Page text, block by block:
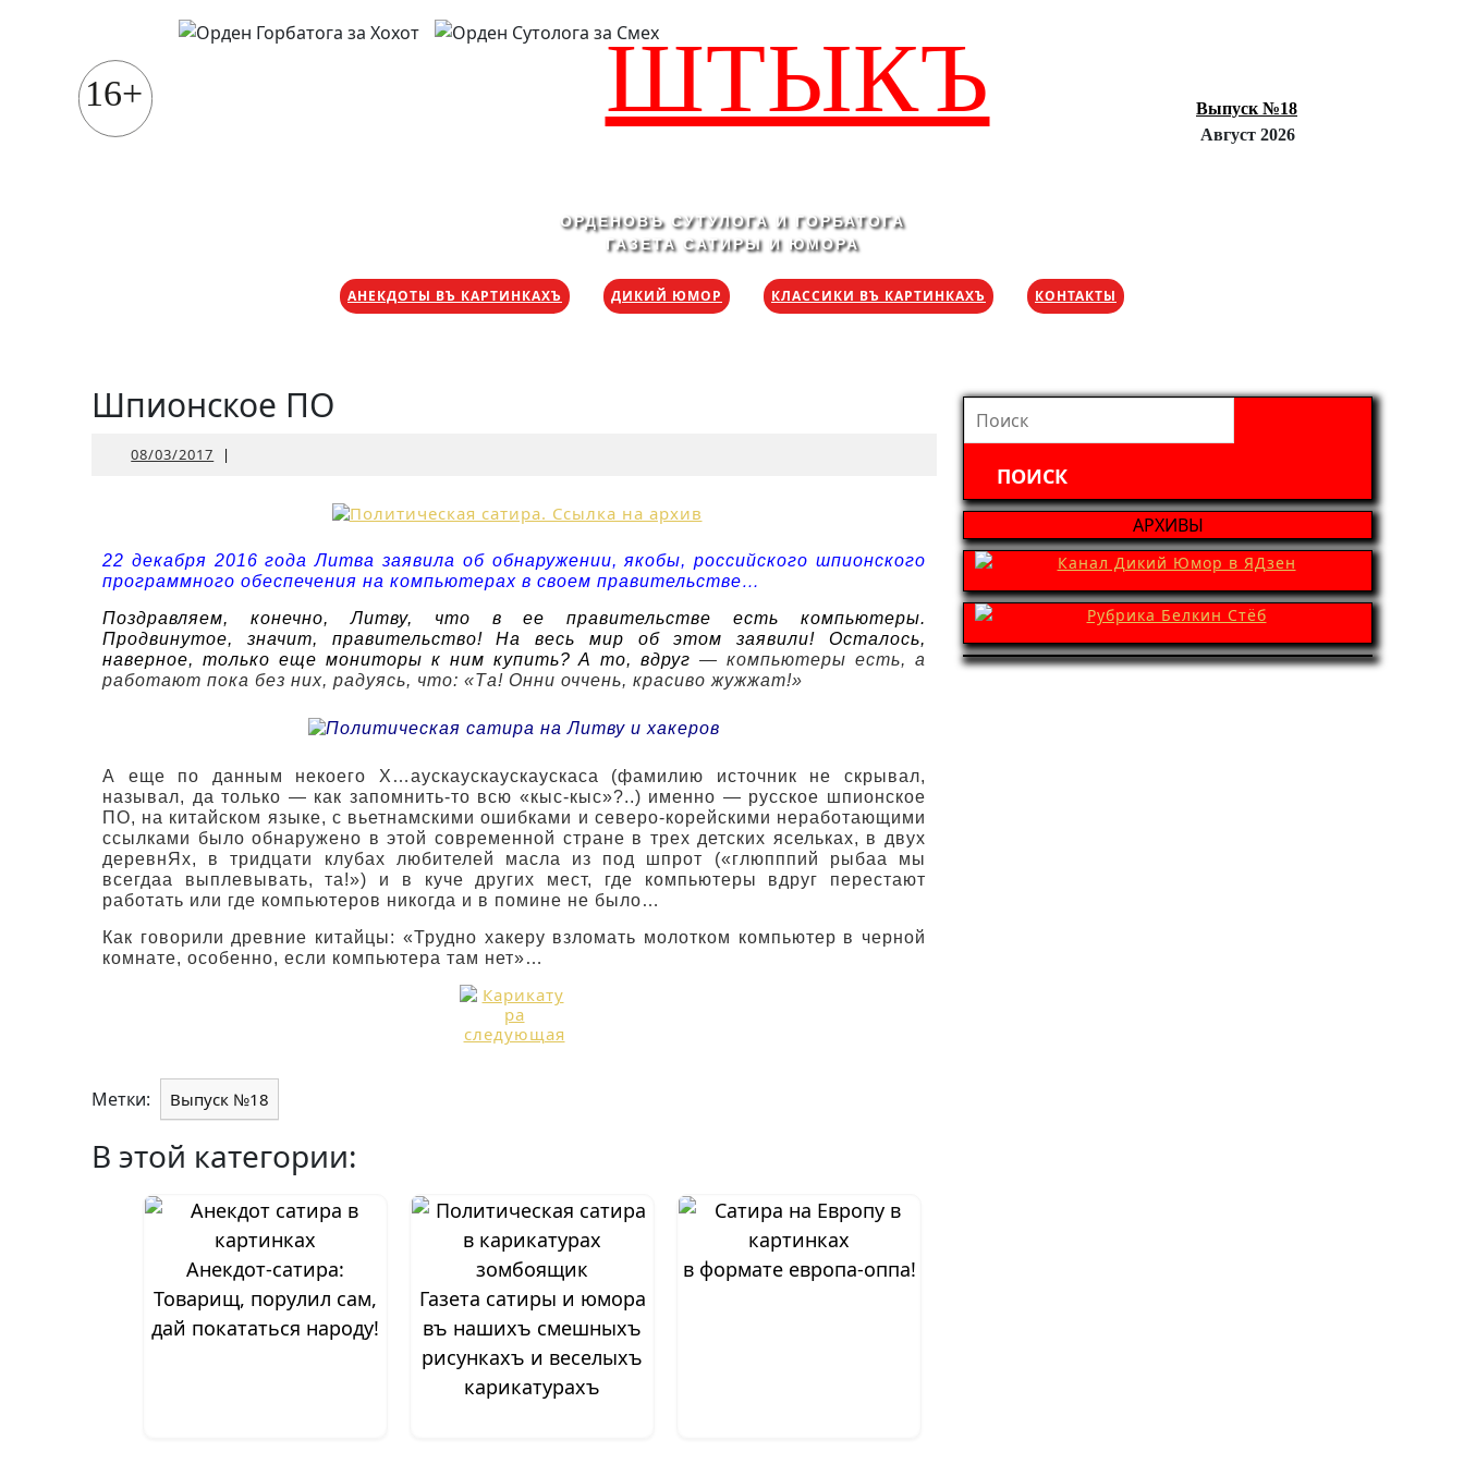
содержимому
16+ ШТЫКЪ
Выпуск №18
Август 2026
ОРДЕНОВЪ СУТУЛОГА И ГОРБАТОГА
ГАЗЕТА САТИРЫ И ЮМОРА
АНЕКДОТЫ ВЪ КАРТИНКАХЪ ДИКИЙ ЮМОР КЛАССИКИ ВЪ КАРТИНКАХЪ КОНТАКТЫ
Шпионское ПО
08/03/2017 08/03/2017
|
22 декабря 2016 года Литва заявила об обнаружении, якобы, российского шпионского
программного обеспечения на компьютерах в своем правительстве…
Поздравляем, конечно, Литву, что в ее правительстве есть компьютеры.
Продвинутое, значит, правительство! На весь мир об этом заявили! Осталось,
наверное, только еще мониторы к ним купить? А то, вдруг — компьютеры есть, а
работают пока без них, радуясь, что: «Та! Онни оччень, красиво жужжат!»
А еще по данным некоего Х…аускаускаускаускаса (фамилию источник не скрывал,
называл, да только — как запомнить-то всю «кыс-кыс»?..) именно — русское шпионское
ПО, на китайском языке, с вьетнамскими ошибками и северо-корейскими неработающими
ссылками было обнаружено в этой современной стране в трех детских ясельках, в двух
деревнЯх, в тридцати клубах любителей масла из под шпрот («глюпппий рыбаа мы
всегдаа выплевывать, та!») и в куче других мест, где компьютеры вдруг перестают
работать или где компьютеров никогда и в помине не было…
Как говорили древние китайцы: «Трудно хакеру взломать молотком компьютер в черной
комнате, особенно, если компьютера там нет»…
Метки: Выпуск №18
В этой категории:
Анекдот-сатира:
Товарищ, порулил сам,
дай покататься народу!
Газета сатиры и юмора
въ нашихъ смешныхъ
рисункахъ и веселыхъ
карикатурахъ
в формате европа-оппа!
Найти:
АРХИВЫ